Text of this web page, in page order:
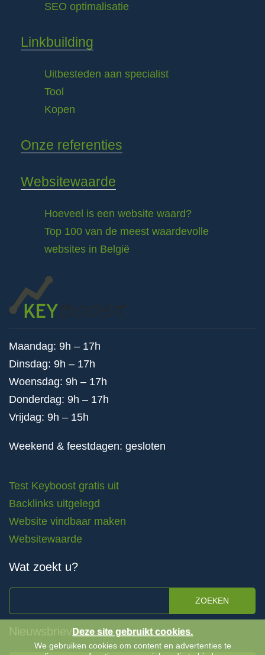
SEO optimalisatie
Linkbuilding
Uitbesteden aan specialist
Tool
Kopen
Onze referenties
Websitewaarde
Hoeveel is een website waard?
Top 100 van de meest waardevolle
websites in België
Maandag: 9h – 17h
Dinsdag: 9h – 17h
Woensdag: 9h – 17h
Donderdag: 9h – 17h
Vrijdag: 9h – 15h
Weekend & feestdagen: gesloten
Test Keyboost gratis uit
Backlinks uitgelegd
Website vindbaar maken
Websitewaarde
Wat zoekt u?
ZOEKEN
NieuwsbrievenDeze site gebruikt cookies.
We gebruiken cookies om content en advertenties te